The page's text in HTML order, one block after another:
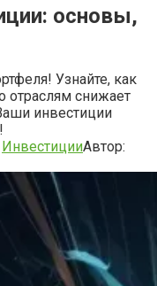
основы,
Узнайте, как
отраслям снижает
инвестиции
ИнвестицииАвтор: